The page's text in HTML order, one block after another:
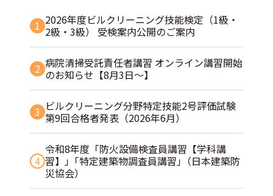
1 2026年度ビルクリーニング技能検定（1級・
2級・3級） 受検案内公開のご案内
2 病院清掃受託責任者講習 オンライン講習開始
のお知らせ【8月3日～】
3 ビルクリーニング分野特定技能2号評価試験
第9回合格者発表（2026年6月）
4
令和8年度「防火設備検査員講習【学科講
習】」｢特定建築物調査員講習｣（日本建築防
災協会）